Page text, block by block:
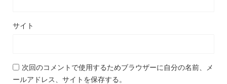
サイト
次回のコメントで使用するためブラウザーに自分の名前、メ
ールアドレス、サイトを保存する。